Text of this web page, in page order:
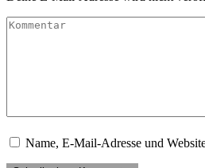
Name, E-Mail-Adresse und